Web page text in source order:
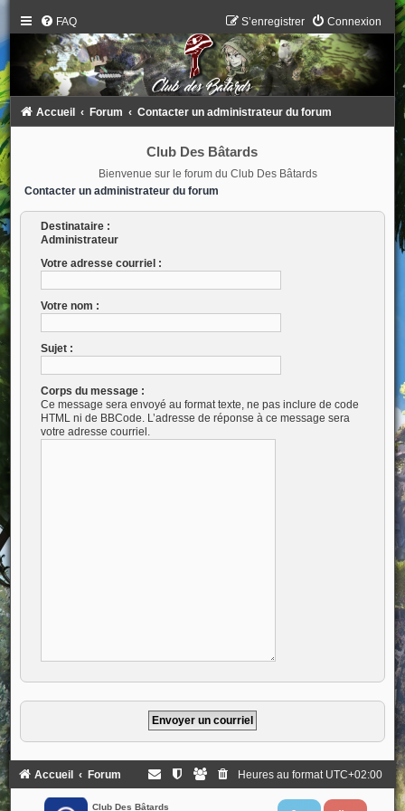
FAQ Connexion
S’enregistrer
Accueil Forum Contacter un administrateur du forum
Club Des Bâtards
Bienvenue sur le forum du Club Des Bâtards
Contacter un administrateur du forum
Destinataire :
Administrateur
Votre adresse courriel :
Votre nom :
Sujet :
Corps du message :
Ce message sera envoyé au format texte, ne pas inclure de code
HTML ni de BBCode. L’adresse de réponse à ce message sera
votre adresse courriel.
Accueil Forum Heures au format UTC+02:00
Club Des Bâtards